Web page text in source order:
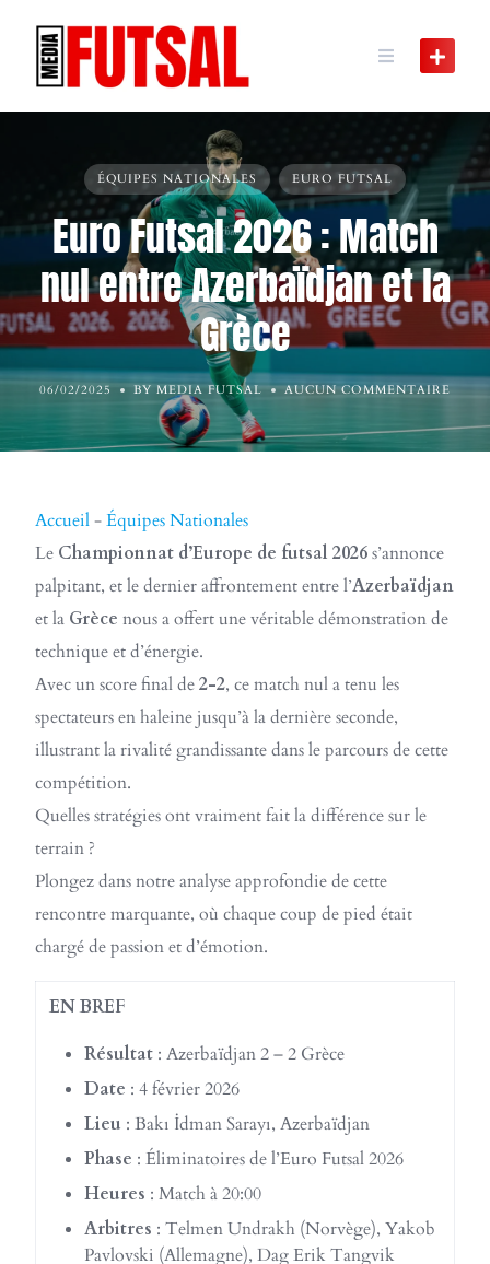
content
ÉQUIPES NATIONALES EURO FUTSAL
Euro Futsal 2026 : Match
nul entre Azerbaïdjan et la
Grèce
06/02/2025 BY MEDIA FUTSAL AUCUN COMMENTAIRE
Accueil-Équipes Nationales
Le Championnat d’Europe de futsal 2026s’annonce
palpitant, et le dernier affrontement entre l’Azerbaïdjan
et la Grèce nous a offert une véritable démonstration de
technique et d’énergie.
Avec un score final de2-2, ce match nul a tenu les
spectateurs en haleine jusqu’à la dernière seconde,
illustrant la rivalité grandissante dans le parcours de cette
compétition.
Quelles stratégies ont vraiment fait la différence sur le
terrain ?
Plongez dans notre analyse approfondie de cette
rencontre marquante, où chaque coup de pied était
chargé de passion et d’émotion.
EN BREF
Résultat : Azerbaïdjan 2 – 2 Grèce
Date : 4 février 2026
Lieu : Bakı İdman Sarayı, Azerbaïdjan
Phase : Éliminatoires de l’Euro Futsal 2026
Heures : Match à 20:00
Arbitres : Telmen Undrakh (Norvège), Yakob
Pavlovski (Allemagne), Dag Erik Tangvik